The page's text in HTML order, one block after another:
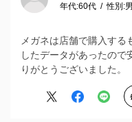
年代:60代 性別:
メガネは店舗で購入する
したデータがあったので
りがとうございました。